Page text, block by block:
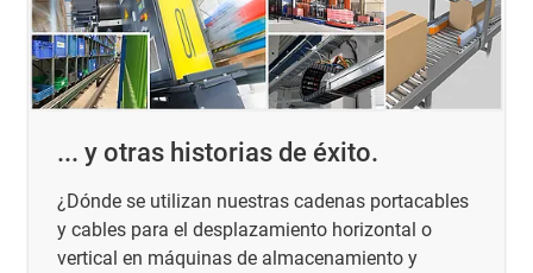
... y otras historias de éxito.
¿Dónde se utilizan nuestras cadenas portacables
y cables para el desplazamiento horizontal o
vertical en máquinas de almacenamiento y